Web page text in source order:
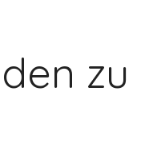
zu